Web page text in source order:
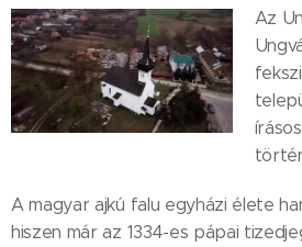
Az
A magyar ajkú falu egyházi élete
hiszen már az 1334-es pápai